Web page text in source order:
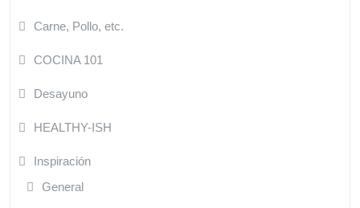
Carne, Pollo, etc.
COCINA 101
Desayuno
HEALTHY-ISH
Inspiración
General